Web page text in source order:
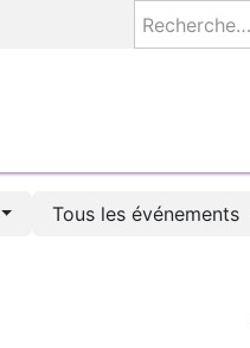
Tous les événements